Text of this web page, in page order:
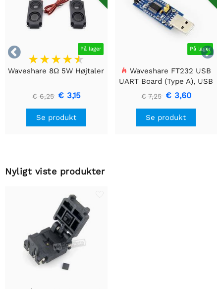

 På lager
Waveshare 8Ω 5W Højtaler
€ 6,25 € 3,15
Se produkt
På lager
Waveshare FT232 USB
UART Board (Type A), USB
til TTL (UART)
kommunikationsmodul
€ 7,25 € 3,60
Se produkt
Nyligt viste produkter